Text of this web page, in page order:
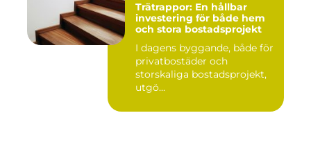
Trätrappor: En hållbar
investering för både hem
och stora bostadsprojekt
I dagens byggande, både för
privatbostäder och
storskaliga bostadsprojekt,
utgö...